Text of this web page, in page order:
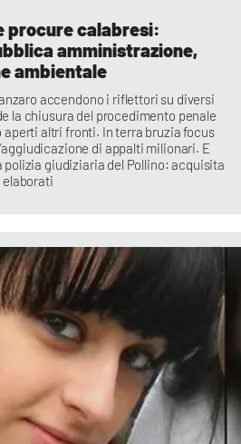
procure calabresi:
amministrazione,
ambientale
accendono i riflettori su diversi
la chiusura del procedimento penale
altri fronti. In terra bruzia focus
di appalti milionari. E
giudiziaria del Pollino: acquisita
elaborati